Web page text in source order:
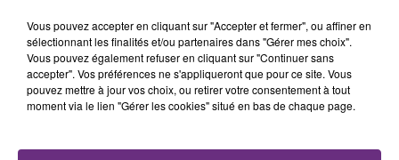
Vous pouvez accepter en cliquant sur "Accepter et fermer", ou affiner en
sélectionnant les finalités et/ou partenaires dans "Gérer mes choix".
Vous pouvez également refuser en cliquant sur "Continuer sans
accepter". Vos préférences ne s'appliqueront que pour ce site. Vous
pouvez mettre à jour vos choix, ou retirer votre consentement à tout
moment via le lien "Gérer les cookies" situé en bas de chaque page.